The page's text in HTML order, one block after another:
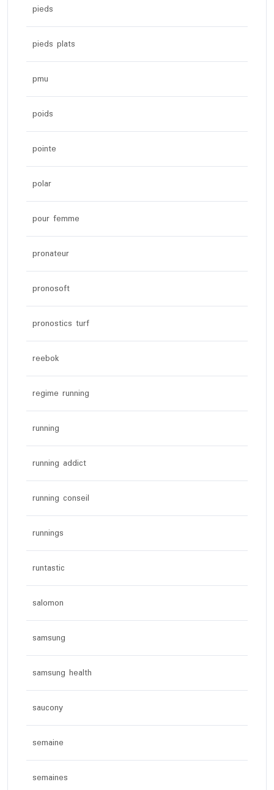
pieds
pieds plats
pmu
poids
pointe
polar
pour femme
pronateur
pronosoft
pronostics turf
reebok
regime running
running
running addict
running conseil
runnings
runtastic
salomon
samsung
samsung health
saucony
semaine
semaines